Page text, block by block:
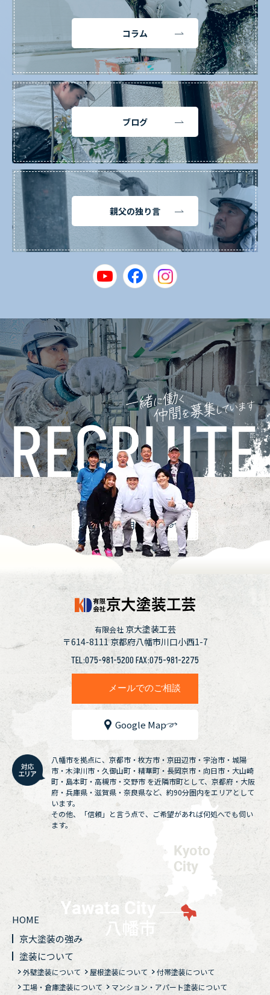
コラム
ブログ
親父の独り言
採用情報
有限会社 京大塗装工芸
〒614-8111京都府八幡市川口小西1-7
TEL:075-981-5200 FAX:075-981-2275
メールでのご相談
Google Map
八幡市を拠点に、京都市・枚方市・京田辺市・宇治市・城陽
市・木津川市・久御山町・精華町・長岡京市・向日市・大山崎
町・島本町・高槻市・交野市 を近隣市町として、京都府・大阪
府・兵庫県・滋賀県・奈良県など、約90分圏内をエリアとして
います。
その他、「信頼」と言う点で、ご希望があれば何処へでも伺い
ます。
HOME
京大塗装の強み
塗装について
外壁塗装について 屋根塗装について
付帯塗装について
工場・倉庫塗装について
マンション・アパート塗装について